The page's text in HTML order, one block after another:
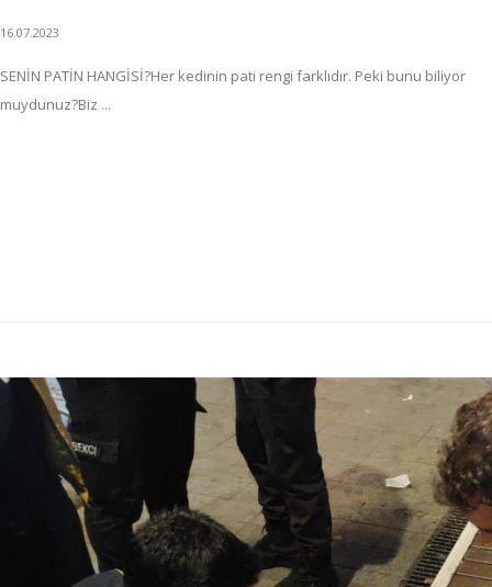
16.07.2023
SENİN PATİN HANGİSİ?Her kedinin pati rengi farklıdır. Peki bunu biliyor
muydunuz?Biz ...